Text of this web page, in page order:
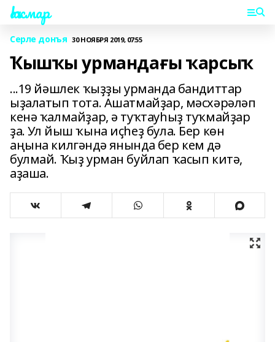
Һаҡмар
Серле донъя 30 НОЯБРЯ 2019, 07:55
Ҡышҡы урмандағы ҡарсыҡ
...19 йәшлек ҡыҙҙы урманда бандиттар
ыҙалатып тота. Ашатмайҙар, мәсхәрәләп
кенә ҡалмайҙар, ә туҡтауһыҙ туҡмайҙар
ҙа. Ул йыш ҡына иҫһеҙ була. Бер көн
аңына килгәндә янында бер кем дә
булмай. Ҡыҙ урман буйлап ҡасып китә,
аҙаша.